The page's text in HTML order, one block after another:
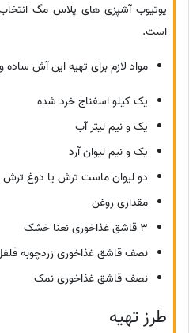
یوتیوب آشپزی های پلاس مگ
است.
مواد لازم برای تهیه این آش ساده
یک کیلو اسفناج خرد شده
یک و نیم لیتر آب
یک و نیم لیوان آرد
دو لیوان ماست ترش یا دوغ ترش
مقداری روغن
3 قاشق غذاخوری نعنا خشک
نصف قاشق غذاخوری زردچوبه
نصف قاشق غذاخوری نمک
طرز تهیه